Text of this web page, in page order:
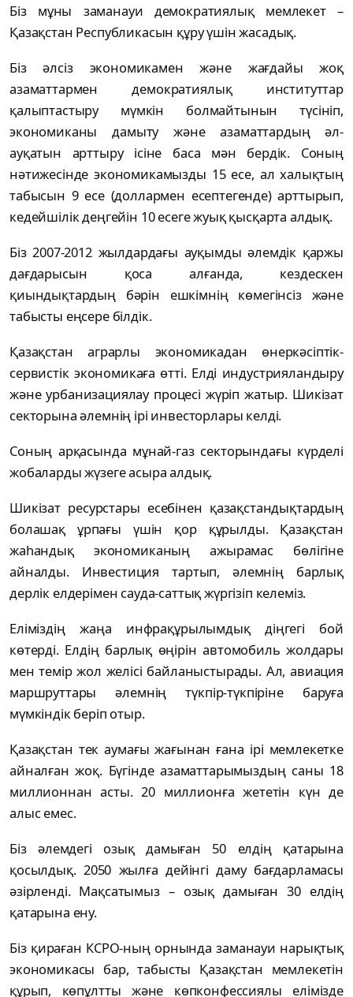
Біз мұны заманауи демократиялық мемлекет –
Қазақстан Республикасын құру үшін жасадық.
Біз әлсіз экономикамен және жағдайы жоқ
азаматтармен демократиялық институттар
қалыптастыру мүмкін болмайтынын түсініп,
экономиканы дамыту және азаматтардың әл-
ауқатын арттыру ісіне баса мән бердік. Соның
нәтижесінде экономикамызды 15 есе, ал халықтың
табысын 9 есе (доллармен есептегенде) арттырып,
кедейшілік деңгейін 10 есеге жуық қысқарта алдық.
Біз 2007-2012 жылдардағы ауқымды әлемдік қаржы
дағдарысын қоса алғанда, кездескен
қиындықтардың бәрін ешкімнің көмегінсіз және
табысты еңсере білдік.
Қазақстан аграрлы экономикадан өнеркәсіптік-
сервистік экономикаға өтті. Елді индустрияландыру
және урбанизациялау процесі жүріп жатыр. Шикізат
секторына әлемнің ірі инвесторлары келді.
Соның арқасында мұнай-газ секторындағы күрделі
жобаларды жүзеге асыра алдық.
Шикізат ресурстары есебінен қазақстандықтардың
болашақ ұрпағы үшін қор құрылды. Қазақстан
жаһандық экономиканың ажырамас бөлігіне
айналды. Инвестиция тартып, әлемнің барлық
дерлік елдерімен сауда-саттық жүргізіп келеміз.
Еліміздің жаңа инфрақұрылымдық діңгегі бой
көтерді. Елдің барлық өңірін автомобиль жолдары
мен темір жол желісі байланыстырады. Ал, авиация
маршруттары әлемнің түкпір-түкпіріне баруға
мүмкіндік беріп отыр.
Қазақстан тек аумағы жағынан ғана ірі мемлекетке
айналған жоқ. Бүгінде азаматтарымыздың саны 18
миллионнан асты. 20 миллионға жететін күн де
алыс емес.
Біз әлемдегі озық дамыған 50 елдің қатарына
қосылдық. 2050 жылға дейінгі даму бағдарламасы
әзірленді. Мақсатымыз – озық дамыған 30 елдің
қатарына ену.
Біз қираған КСРО-ның орнында заманауи нарықтық
экономикасы бар, табысты Қазақстан мемлекетін
құрып, көпұлтты және көпконфессиялы елімізде